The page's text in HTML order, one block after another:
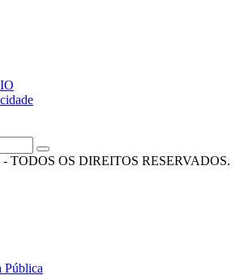
TODOS OS DIREITOS RESERVADOS.
Pública